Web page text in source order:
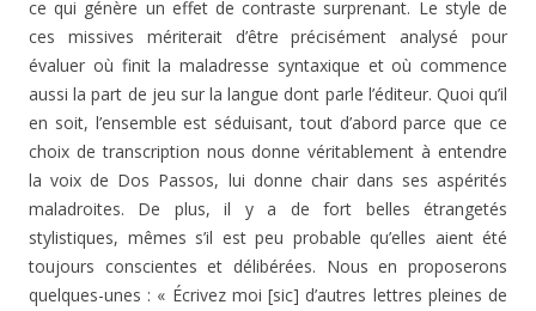
ce qui génère un effet de contraste surprenant. Le style de
ces missives mériterait d’être précisément analysé pour
évaluer où finit la maladresse syntaxique et où commence
aussi la part de jeu sur la langue dont parle l’éditeur. Quoi qu’il
en soit, l’ensemble est séduisant, tout d’abord parce que ce
choix de transcription nous donne véritablement à entendre
la voix de Dos Passos, lui donne chair dans ses aspérités
maladroites. De plus, il y a de fort belles étrangetés
stylistiques, mêmes s’il est peu probable qu’elles aient été
toujours conscientes et délibérées. Nous en proposerons
quelques-unes : « Écrivez moi [sic] d’autres lettres pleines de